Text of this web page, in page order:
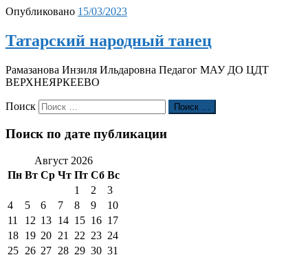
Опубликовано 15/03/2023
Татарский народный танец
Рамазанова Инзиля Ильдаровна Педагог МАУ ДО ЦДТ
ВЕРХНЕЯРКЕЕВО
Поиск Поиск …
Поиск по дате публикации
Август 2026
Пн Вт Ср Чт Пт Сб Вс
1
2
3
4
5 6 7 8 9
10
11
12 13 14 15 16 17
18 19 20 21 22 23 24
25 26 27 28 29 30 31